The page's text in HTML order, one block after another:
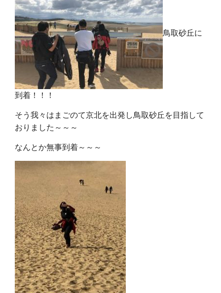
鳥取砂丘に
到着！！！
そう我々はまごのて京北を出発し鳥取砂丘を目指して
おりました～～～
なんとか無事到着～～～